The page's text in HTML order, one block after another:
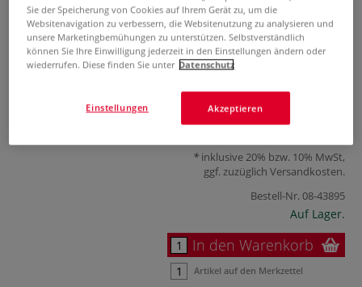
Der transparente Lavinia Stempel, Bluebells ist optimal
geeignet, um mit Hilfe eines Acryl-Stempelblocks
zauberhafte Karten, Einladungen, Scrapbooks u.v.m. zu
gestalten. Selbsthaftend und wiederverwendbar. Größe: 7
7,65 €
inklusive 20% bzw. 10% MwSt,
ggf. zuzüglich Versandkosten.
Bestell-Nr.08-43895
Auf Lager.
In den Warenkorb
Artikel auf den Merkzettel
Sie der Speicherung von Cookies auf Ihrem Gerät zu, um die
Websitenavigation zu verbessern, die Websitenutzung zu analysieren und
unsere Marketingbemühungen zu unterstützen. Selbstverständlich
können Sie Ihre Einwilligung jederzeit in den Einstellungen ändern oder
wiederrufen. Diese finden Sie unter Datenschutz
Akzeptieren
Einstellungen